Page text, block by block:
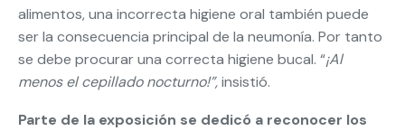
alimentos, una incorrecta higiene oral también puede
ser la consecuencia principal de la neumonía. Por tanto
se debe procurar una correcta higiene bucal. “¡Al
menos el cepillado nocturno!”,insistió.
Parte de la exposición se dedicó a reconocer los